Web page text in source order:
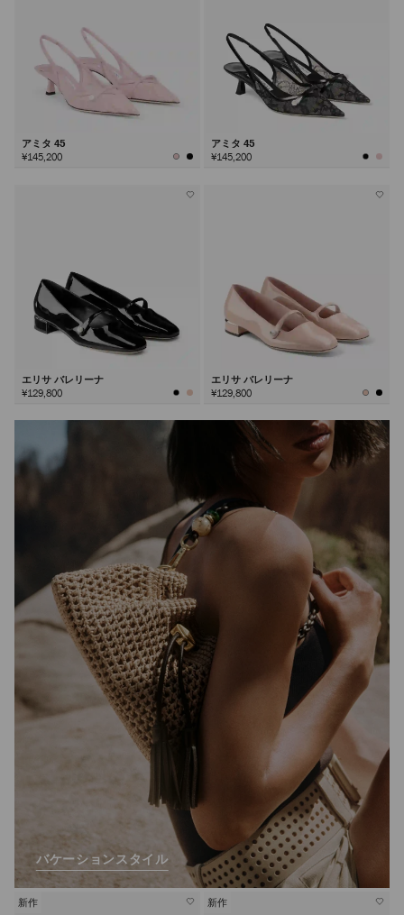
アミタ 45
¥145,200
アミタ 45
¥145,200
エリサ バレリーナ
¥129,800
エリサ バレリーナ
¥129,800
バケーションスタイル
新作 新作